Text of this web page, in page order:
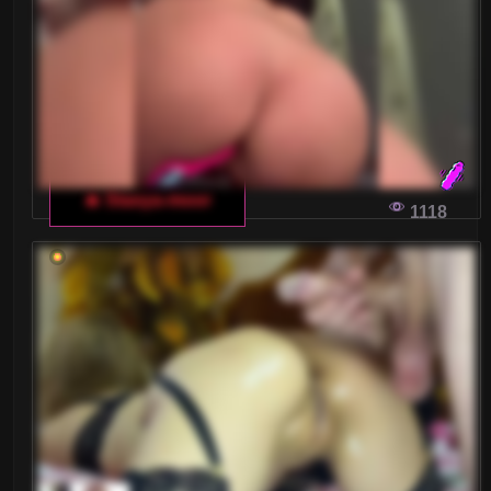
SZTUKA ROZMOWY: JAK ROZMAWIAĆ, BY
NAPRAWDĘ POZNAĆ DRUGĄ OSOBĘ
Czy kiedykolwiek zastanawiałeś się, jakie
pytania zadawać, by rozmówca naprawdę się
otworzył? Odkryj sztukę konwersacji na włoskim
czacie dla dorosłych, gdzie każda rozmowa
może stać się wyjątkowa.
🔥 Stasya-moor
1118